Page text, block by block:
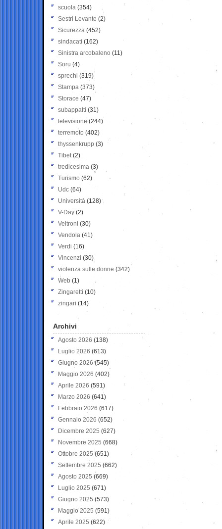
scuola (354)
Sestri Levante (2)
Sicurezza (452)
sindacati (162)
Sinistra arcobaleno (11)
Soru (4)
sprechi (319)
Stampa (373)
Storace (47)
subappalti (31)
televisione(244)
terremoto (402)
thyssenkrupp (3)
Tibet(2)
tredicesima (3)
Turismo (62)
Udc (64)
Università (128)
V-Day (2)
Veltroni (30)
Vendola (41)
Verdi (16)
Vincenzi (30)
violenza sulle donne (342)
Web (1)
Zingaretti (10)
zingari (14)
Archivi
Agosto 2026 (138)
Luglio 2026 (613)
Giugno 2026 (545)
Maggio 2026 (402)
Aprile 2026 (591)
Marzo 2026 (641)
Febbraio 2026 (617)
Gennaio 2026 (652)
Dicembre 2025 (627)
Novembre 2025 (668)
Ottobre 2025 (651)
Settembre 2025 (662)
Agosto 2025 (669)
Luglio 2025 (671)
Giugno 2025 (573)
Maggio 2025 (591)
Aprile 2025 (622)